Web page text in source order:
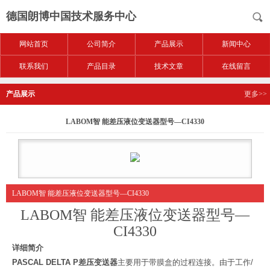
德国朗博中国技术服务中心
网站首页 公司简介 产品展示 新闻中心
联系我们 产品目录 技术文章 在线留言
产品展示 更多>>
LABOM智 能差压液位变送器型号—CI4330
LABOM智 能差压液位变送器型号—CI4330
LABOM智 能差压液位变送器型号—
CI4330
详细简介
PASCAL DELTA P差压变送器主要用于带膜盒的过程连接。由于工作/